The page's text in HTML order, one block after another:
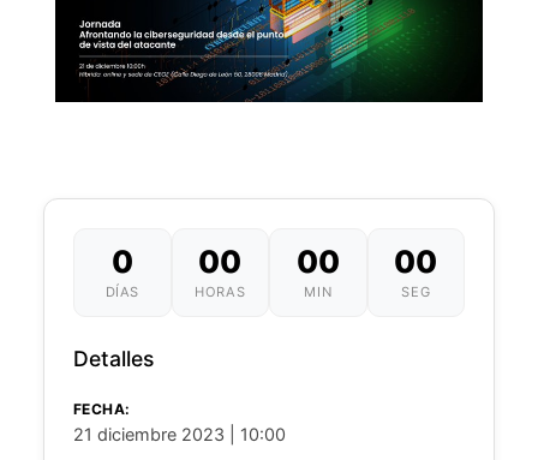
0
DÍAS
00
HORAS
00
MIN
00
SEG
Detalles
FECHA:
21 diciembre 2023 | 10:00